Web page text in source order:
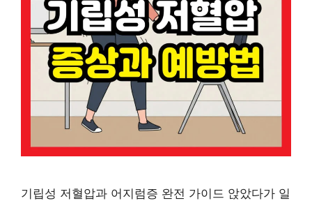
기립성 저혈압과 어지럼증 완전 가이드 앉았다가 일